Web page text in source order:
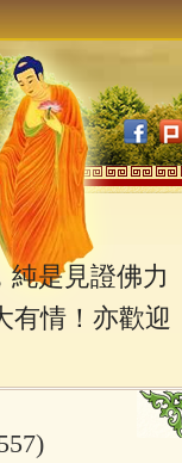
是見證佛力
有情！亦歡迎